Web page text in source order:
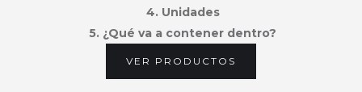
4. Unidades
5. ¿Qué va a contener dentro?
VER PRODUCTOS